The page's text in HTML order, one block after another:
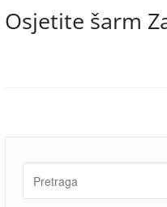
Osjetite šarm